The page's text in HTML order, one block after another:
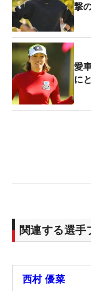
撃
愛
に
関連する選手
西村 優菜